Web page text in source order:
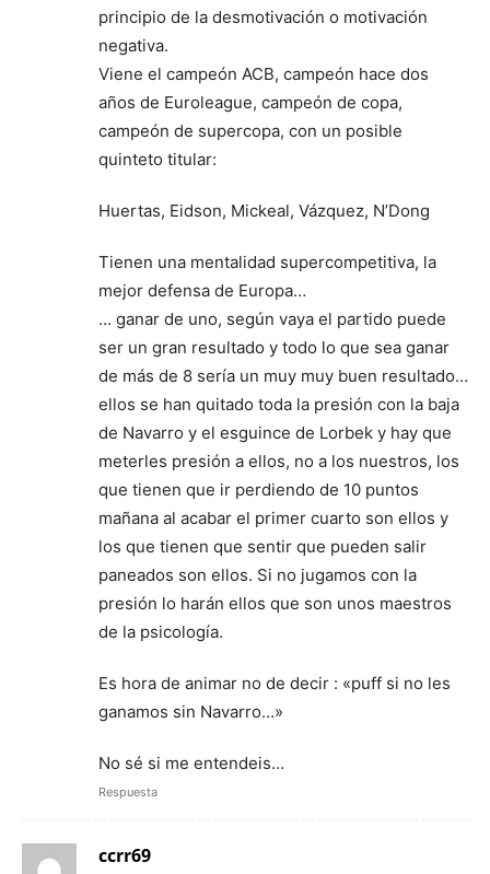
principio de la desmotivación o motivación
negativa.
Viene el campeón ACB, campeón hace dos
años de Euroleague, campeón de copa,
campeón de supercopa, con un posible
quinteto titular:
Huertas, Eidson, Mickeal, Vázquez, N’Dong
Tienen una mentalidad supercompetitiva, la
mejor defensa de Europa…
… ganar de uno, según vaya el partido puede
ser un gran resultado y todo lo que sea ganar
de más de 8 sería un muy muy buen resultado…
ellos se han quitado toda la presión con la baja
de Navarro y el esguince de Lorbek y hay que
meterles presión a ellos, no a los nuestros, los
que tienen que ir perdiendo de 10 puntos
mañana al acabar el primer cuarto son ellos y
los que tienen que sentir que pueden salir
paneados son ellos. Si no jugamos con la
presión lo harán ellos que son unos maestros
de la psicología.
Es hora de animar no de decir : «puff si no les
ganamos sin Navarro…»
No sé si me entendeis…
Respuesta
ccrr69